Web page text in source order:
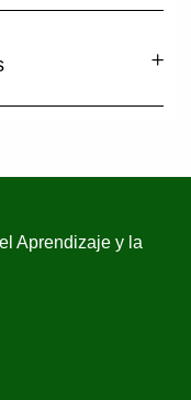
Aprendizaje y la